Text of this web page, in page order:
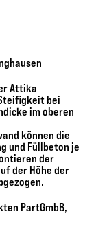
Attika
bei
im oberen
können die
und Füllbeton je
der
der Höhe der
PartGmbB,